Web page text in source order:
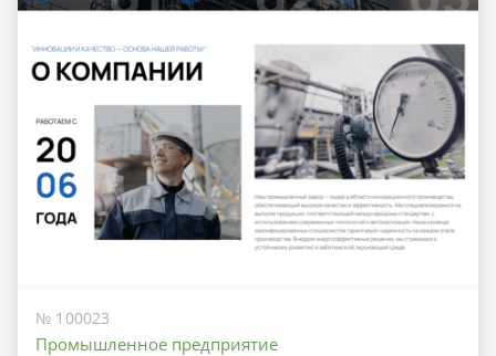
№ 100023
Промышленное предприятие